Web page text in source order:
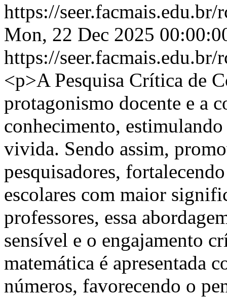
https://
Mon, 22 Dec 2025
https://
<p>A Pesquisa Crítica de
protagonismo docente e a
conhecimento,
vivida. Sendo assim,
pesquisadores,
escolares com maior
professores, essa
sensível e o engajamento
matemática é apresentada
números, favorecendo o